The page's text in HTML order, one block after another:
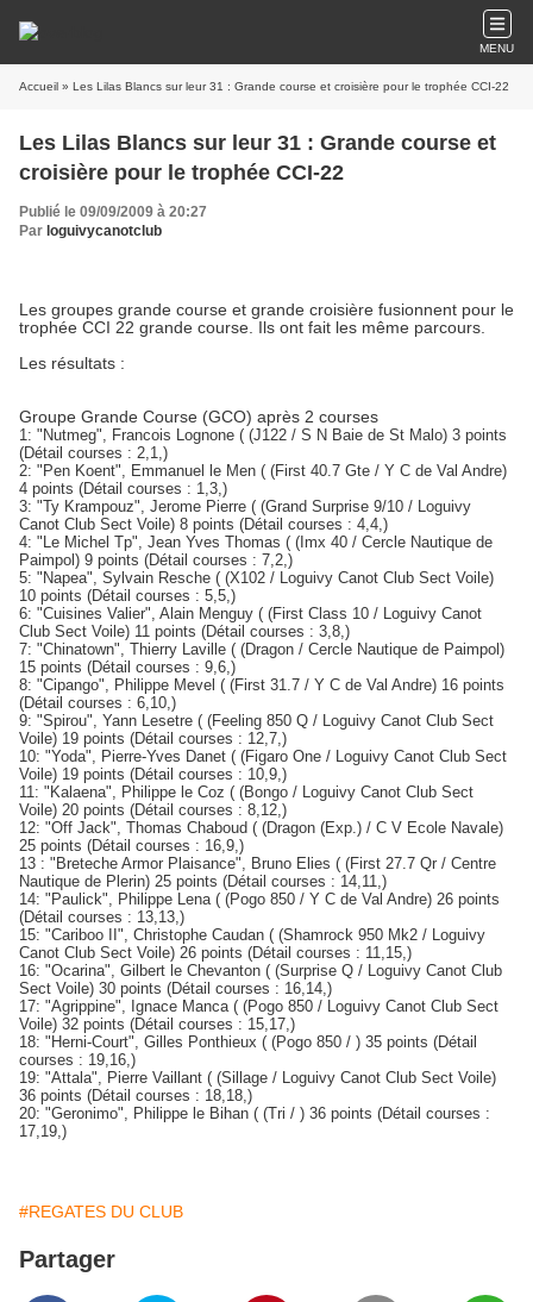
MENU
Accueil » Les Lilas Blancs sur leur 31 : Grande course et croisière pour le trophée CCI-22
Les Lilas Blancs sur leur 31 : Grande course et
croisière pour le trophée CCI-22
Publié le 09/09/2009 à 20:27
Par loguivycanotclub
Les groupes grande course et grande croisière fusionnent pour le
trophée CCI 22 grande course. Ils ont fait les même parcours.
Les résultats :
Groupe Grande Course (GCO) après 2 courses
1: "Nutmeg", Francois Lognone ( (J122 / S N Baie de St Malo) 3 points
(Détail courses : 2,1,)
2: "Pen Koent", Emmanuel le Men ( (First 40.7 Gte / Y C de Val Andre)
4 points (Détail courses : 1,3,)
3: "Ty Krampouz", Jerome Pierre ( (Grand Surprise 9/10 / Loguivy
Canot Club Sect Voile) 8 points (Détail courses : 4,4,)
4: "Le Michel Tp", Jean Yves Thomas ( (Imx 40 / Cercle Nautique de
Paimpol) 9 points (Détail courses : 7,2,)
5: "Napea", Sylvain Resche ( (X102 / Loguivy Canot Club Sect Voile)
10 points (Détail courses : 5,5,)
6: "Cuisines Valier", Alain Menguy ( (First Class 10 / Loguivy Canot
Club Sect Voile) 11 points (Détail courses : 3,8,)
7: "Chinatown", Thierry Laville ( (Dragon / Cercle Nautique de Paimpol)
15 points (Détail courses : 9,6,)
8: "Cipango", Philippe Mevel ( (First 31.7 / Y C de Val Andre) 16 points
(Détail courses : 6,10,)
9: "Spirou", Yann Lesetre ( (Feeling 850 Q / Loguivy Canot Club Sect
Voile) 19 points (Détail courses : 12,7,)
10: "Yoda", Pierre-Yves Danet ( (Figaro One / Loguivy Canot Club Sect
Voile) 19 points (Détail courses : 10,9,)
11: "Kalaena", Philippe le Coz ( (Bongo / Loguivy Canot Club Sect
Voile) 20 points (Détail courses : 8,12,)
12: "Off Jack", Thomas Chaboud ( (Dragon (Exp.) / C V Ecole Navale)
25 points (Détail courses : 16,9,)
13 : "Breteche Armor Plaisance", Bruno Elies ( (First 27.7 Qr / Centre
Nautique de Plerin) 25 points (Détail courses : 14,11,)
14: "Paulick", Philippe Lena ( (Pogo 850 / Y C de Val Andre) 26 points
(Détail courses : 13,13,)
15: "Cariboo II", Christophe Caudan ( (Shamrock 950 Mk2 / Loguivy
Canot Club Sect Voile) 26 points (Détail courses : 11,15,)
16: "Ocarina", Gilbert le Chevanton ( (Surprise Q / Loguivy Canot Club
Sect Voile) 30 points (Détail courses : 16,14,)
17: "Agrippine", Ignace Manca ( (Pogo 850 / Loguivy Canot Club Sect
Voile) 32 points (Détail courses : 15,17,)
18: "Herni-Court", Gilles Ponthieux ( (Pogo 850 / ) 35 points (Détail
courses : 19,16,)
19: "Attala", Pierre Vaillant ( (Sillage / Loguivy Canot Club Sect Voile)
36 points (Détail courses : 18,18,)
20: "Geronimo", Philippe le Bihan ( (Tri / ) 36 points (Détail courses :
17,19,)
#REGATES DU CLUB
Partager